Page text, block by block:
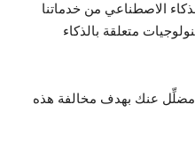
الاصطناعي من خدماتنا
متعلقة بالذكاء
مضلِّل عنك بهدف مخالفة هذه